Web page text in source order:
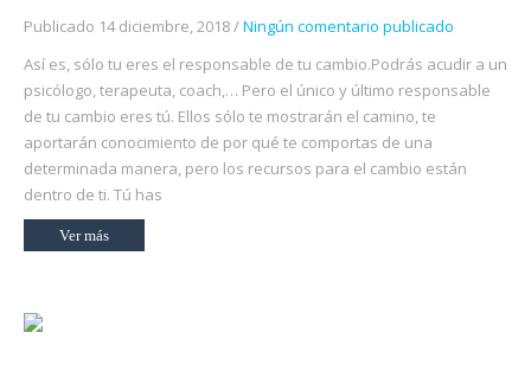
Publicado 14 diciembre, 2018 /Ningún comentario publicado
Así es, sólo tu eres el responsable de tu cambio.Podrás acudir a un
psicólogo, terapeuta, coach,… Pero el único y último responsable
de tu cambio eres tú. Ellos sólo te mostrarán el camino, te
aportarán conocimiento de por qué te comportas de una
determinada manera, pero los recursos para el cambio están
dentro de ti. Tú has
Ver más